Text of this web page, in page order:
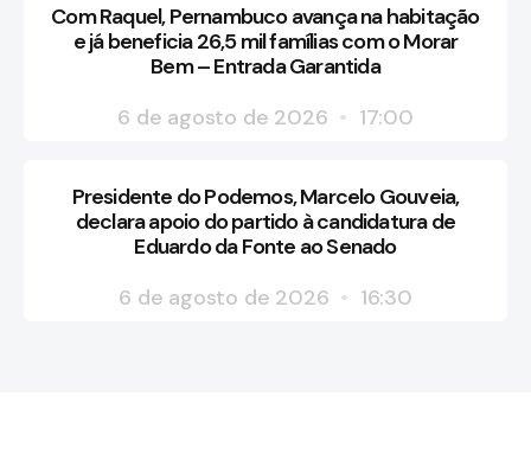
Com Raquel, Pernambuco avança na habitação
e já beneficia 26,5 mil famílias com o Morar
Bem – Entrada Garantida
6 de agosto de 2026
17:00
Presidente do Podemos, Marcelo Gouveia,
declara apoio do partido à candidatura de
Eduardo da Fonte ao Senado
6 de agosto de 2026
16:30